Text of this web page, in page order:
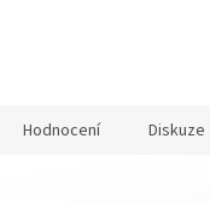
Hodnocení Diskuze